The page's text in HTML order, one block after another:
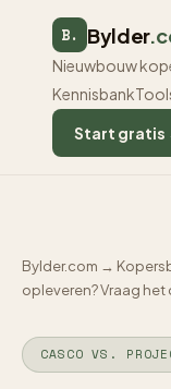
B. Bylder
Nieuwbouw
Kennisbank
Start gratis
Bylder.com →
opleveren? Vraag het
CASCO VS.